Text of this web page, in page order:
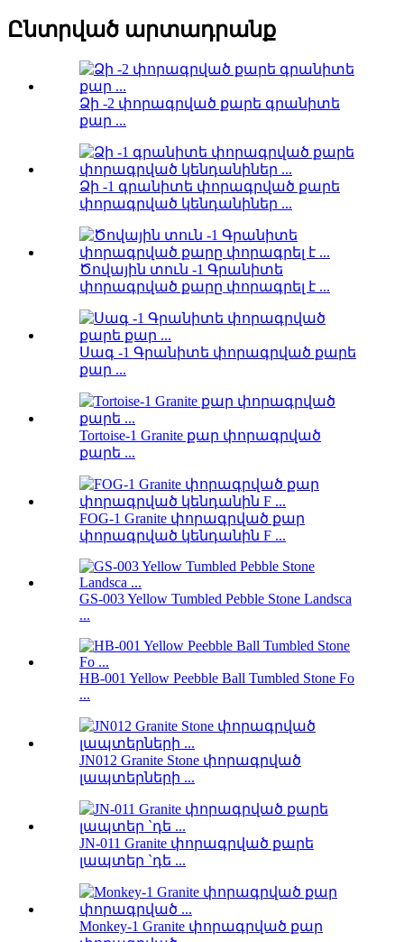
Ընտրված արտադրանք
Ձի -2 փորագրված քարե գրանիտե
քար ...
Ձի -1 գրանիտե փորագրված քարե
փորագրված կենդանիներ ...
Ծովային տուն -1 Գրանիտե
փորագրված քարը փորագրել է ...
Սագ -1 Գրանիտե փորագրված քարե
քար ...
Tortoise-1 Granite քար փորագրված
քարե ...
FOG-1 Granite փորագրված քար
փորագրված կենդանին F ...
GS-003 Yellow Tumbled Pebble Stone Landsca
...
HB-001 Yellow Peebble Ball Tumbled Stone Fo
...
JN012 Granite Stone փորագրված
լապտերների ...
JN-011 Granite փորագրված քարե
լապտեր `դե ...
Monkey-1 Granite փորագրված քար